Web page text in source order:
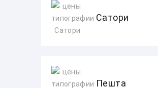
Сатори
Пешта